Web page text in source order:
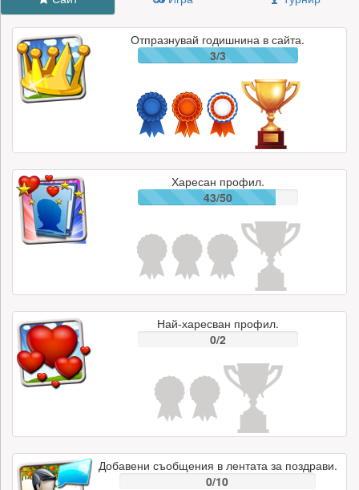
Отпразнувай годишнина в сайта.
3/3
Харесан профил.
43/50
Най-харесван профил.
0/2
Добавени съобщения в лентата за поздрави.
0/10